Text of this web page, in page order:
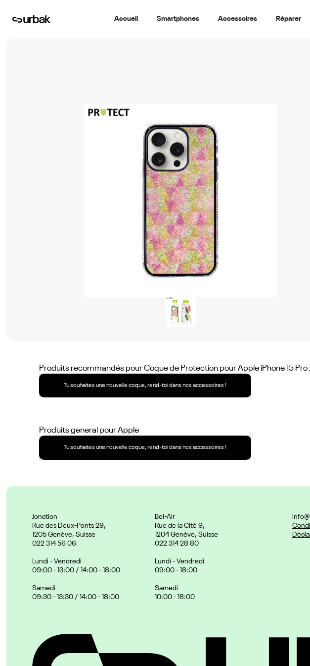
Accueil Smartphones Accessoires Réparer
Produits recommandés pourCoque de Protection pour Apple iPhone 15 Pro
Tu souhaites une nouvelle coque, rend-toi dans nos accessoires !
Produits general pourApple
Tu souhaites une nouvelle coque, rend-toi dans nos accessoires !
Jonction
Rue des Deux-Ponts 29,
1205 Genève, Suisse
022 314 56 06
Lundi - Vendredi
09:00 - 13:00 / 14:00 - 18:00
Samedi
09:30 - 13:30 / 14:00 - 18:00
Bel-Air
Rue de la Cité 9,
1204 Genève, Suisse
022 314 28 80
Lundi - Vendredi
09:00 - 18:00
Samedi
10:00 - 18:00